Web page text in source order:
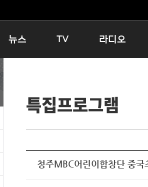
뉴스
보은
옥천
TV
인생내컷
테마기행 길
시청자 FLEX
특집프로그램
라디오
16:00 완벽한 하루
우리 고향, 부탁해!
특집프로그램
청주MBC어린이합창단 중국